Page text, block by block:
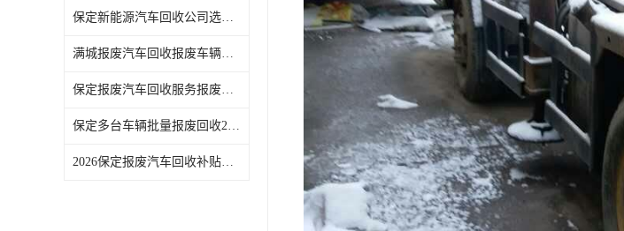
保定新能源汽车回收公司选哪家
满城报废汽车回收报废车辆残值实时报价
保定报废汽车回收服务报废手续全程代办不用跑腿
保定多台车辆批量报废回收2026补贴政策
2026保定报废汽车回收补贴申领常见问题汇总